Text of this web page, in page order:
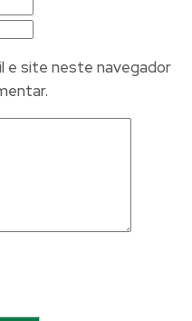
e site neste navegador